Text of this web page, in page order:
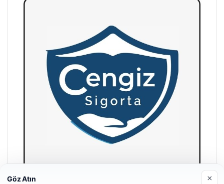
Göz Atın ×